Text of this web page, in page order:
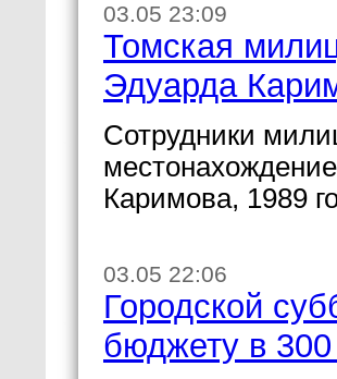
03.05 23:09
Томская
Эдуарда
Сотрудники
Каримова, 1989
03.05 22:06
Городской
бюджету в